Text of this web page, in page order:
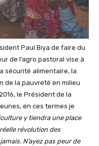
Paul Biya de faire du
de l’agro pastoral vise à
sécurité alimentaire, la
de la pauvreté en milieu
le Président de la
en ces termes je
y tiendra une place
révolution des
N’ayez pas peur de